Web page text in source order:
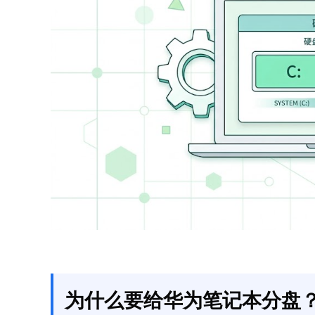
为什么要给华为笔记本分盘